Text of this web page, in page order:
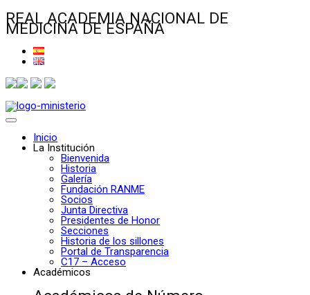
REAL ACADEMIA NACIONAL DE
MEDICINA DE ESPAÑA
Inicio
La Institución
Bienvenida
Historia
Galería
Fundación RANME
Socios
Junta Directiva
Presidentes de Honor
Secciones
Historia de los sillones
Portal de Transparencia
C17 – Acceso
Académicos